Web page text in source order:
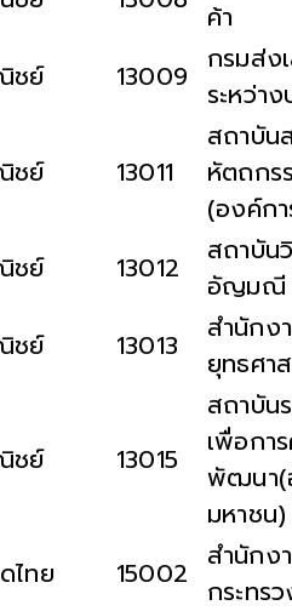
ค้า
ชย์ 13009 กรมส่ง
ระหว่าง
ชย์ 13011
สถาบัน
หัตถกร
(องค์ก
ชย์ 13012
สถาบั
อัญมณี
ชย์ 13013
สำนักง
ยุทธศา
ชย์ 13015
สถาบัน
เพื่อการ
พัฒนา(
มหาชน)
ไทย 15002 สำนักง
กระทร